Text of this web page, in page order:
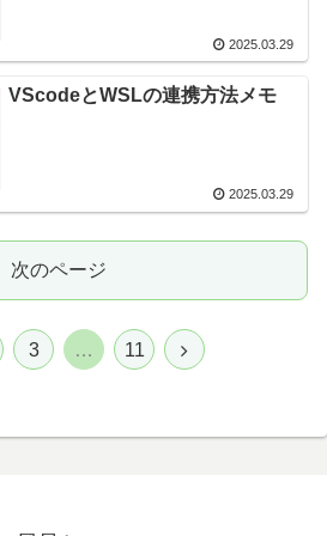
2025.03.29
VScodeとWSLの連携方法メモ
2025.03.29
次のページ
3 … 11
次